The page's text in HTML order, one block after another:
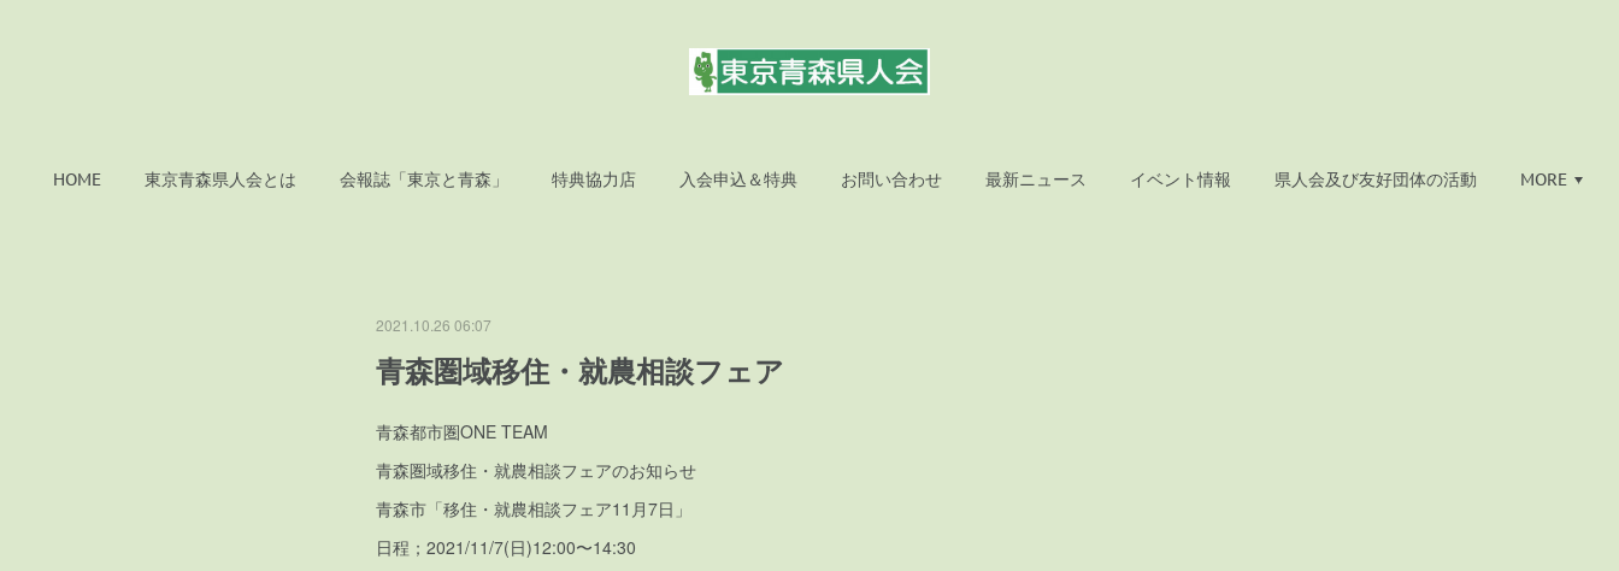
HOME 東京青森県人会とは 会報誌「東京と青森」 特典協力店 入会申込＆特典 お問い合わせ 最新ニュース イベント情報 県人会及び友好団体の活動 MORE
2021.10.26 06:07
青森圏域移住・就農相談フェア
青森都市圏ONE TEAM
青森圏域移住・就農相談フェアのお知らせ
青森市「移住・就農相談フェア11月7日」
日程；2021/11/7(日)12:00〜14:30